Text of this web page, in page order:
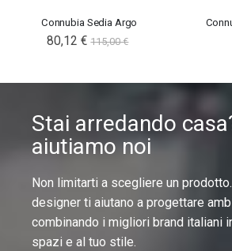
Connubia Sedia Argo
80,12 € 115,00 €
Stai arredando
aiutiamo noi
Non limitarti a scegliere un
designer ti aiutano a progettare
combinando i migliori brand italiani
spazi e al tuo stile.